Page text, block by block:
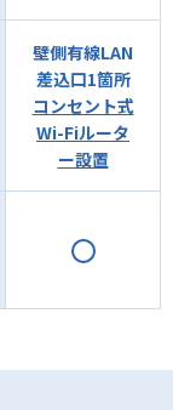
壁側有線LAN
差込口1箇所
コンセント式
Wi-Fiルータ
ー設置